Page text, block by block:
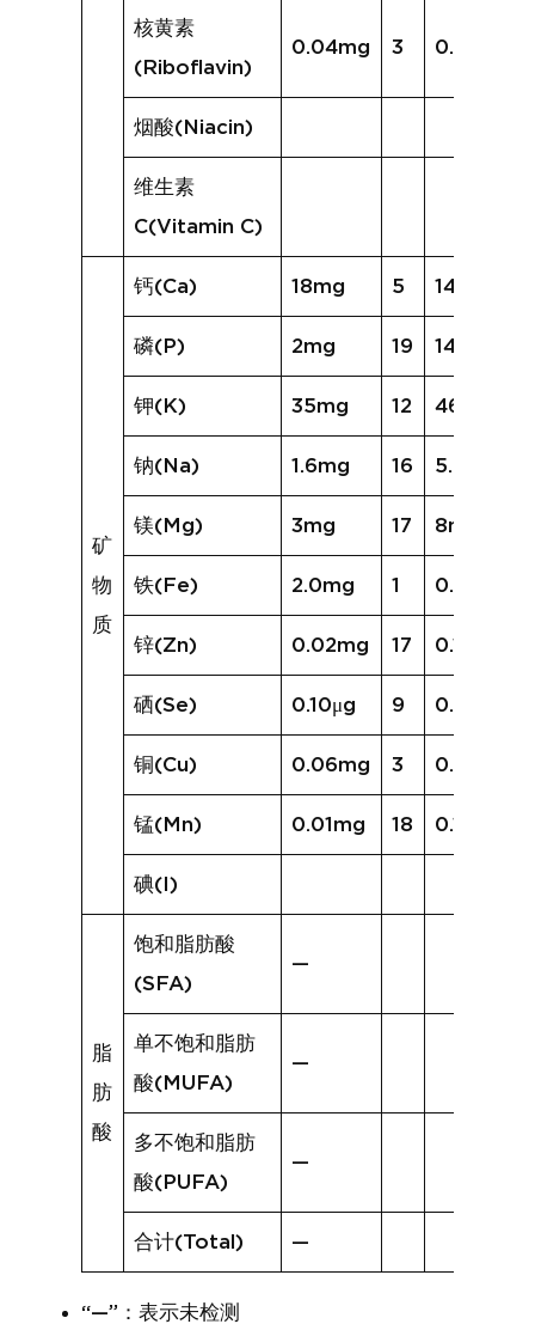
核黄素
(Riboflavin)
0.04mg 3 0.02mg
烟酸(Niacin)
维生素
C(Vitamin C)
矿
物
质
钙(Ca) 18mg 5 14mg
磷(P) 2mg 19 14mg
钾(K) 35mg 12 46mg
钠(Na) 1.6mg 16 5.7mg
镁(Mg) 3mg 17 8mg
铁(Fe) 2.0mg 1 0.5mg
锌(Zn) 0.02mg 17 0.19mg
硒(Se) 0.10μg 9 0.24μg
铜(Cu) 0.06mg 3 0.03mg
锰(Mn) 0.01mg 18 0.14mg
碘(I)
脂
肪
酸
饱和脂肪酸
(SFA)
—
单不饱和脂肪
酸(MUFA)
—
多不饱和脂肪
酸(PUFA)
—
合计(Total) —
“—”：表示未检测